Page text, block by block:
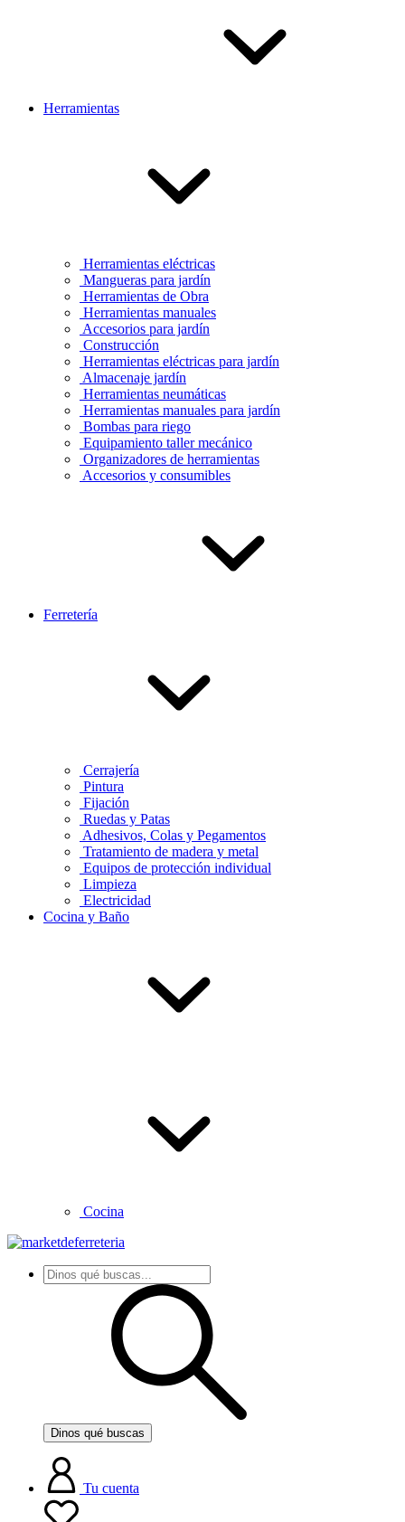
Herramientas
Herramientas eléctricas
Mangueras para jardín
Herramientas de Obra
Herramientas manuales
Accesorios para jardín
Construcción
Herramientas eléctricas para jardín
Almacenaje jardín
Herramientas neumáticas
Herramientas manuales para jardín
Bombas para riego
Equipamiento taller mecánico
Organizadores de herramientas
Accesorios y consumibles
Ferretería
Cerrajería
Pintura
Fijación
Ruedas y Patas
Adhesivos, Colas y Pegamentos
Tratamiento de madera y metal
Equipos de protección individual
Limpieza
Electricidad
Cocina y Baño
Cocina
Dinos qué buscas
Tu cuenta